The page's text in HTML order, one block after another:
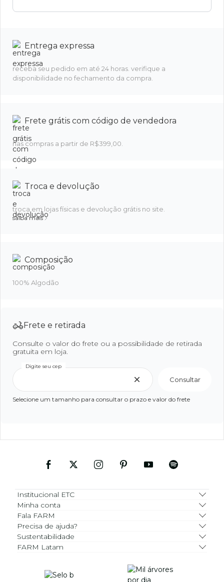
Entrega expressa
receba seu pedido em até 24 horas. verifique a
disponibilidade no fechamento da compra.
Frete grátis com código de vendedora
nas compras a partir de R$399,00.
Troca e devolução
troca em lojas físicas e devolução grátis no site.
saiba mais
Composição
100% Algodão
Frete e retirada
Consulte o valor do frete ou a possibilidade de retirada
gratuita em loja.
Digite seu cep
Consultar
Selecione um tamanho para consultar o prazo e valor do frete
Institucional ETC
Minha conta
Fala FARM
Precisa de ajuda?
Sustentabilidade
FARM Latam